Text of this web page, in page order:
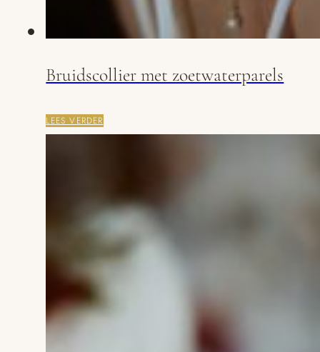
Bruidscollier met zoetwaterparels
LEES VERDER